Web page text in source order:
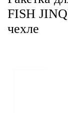
FISH
чехле